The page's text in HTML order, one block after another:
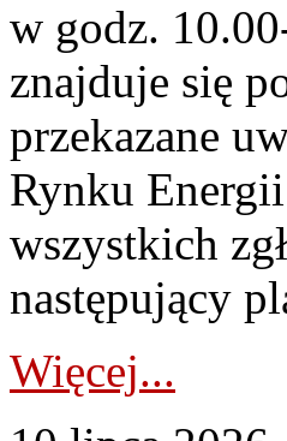
w godz.
znajduje się
przekazane
Rynku
wszystkich
następujący
Więcej...